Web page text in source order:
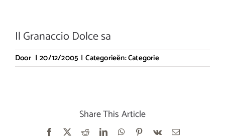
Il Granaccio Dolce sa
Door | 20/12/2005 | Categorieën:Categorie
Share This Article
Facebook RedditLinkedInWhatsApp
Pinterest
Vk
E-